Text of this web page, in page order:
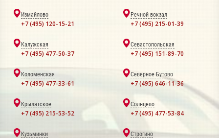
Измайлово
+7 (495) 120-15-21
Речной вокзал
+7 (495) 215-01-39
Калужская
+7 (495) 477-50-37
Севастопольская
+7 (495) 151-89-70
Коломенская
+7 (495) 477-33-61
Северное Бутово
+7 (495) 646-11-36
Крылатское
+7 (495) 215-53-52
Солнцево
+7 (495) 477-53-84
Кузьминки Строгино